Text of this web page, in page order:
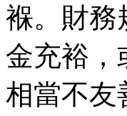
褓。財務
金充裕，
相當不友